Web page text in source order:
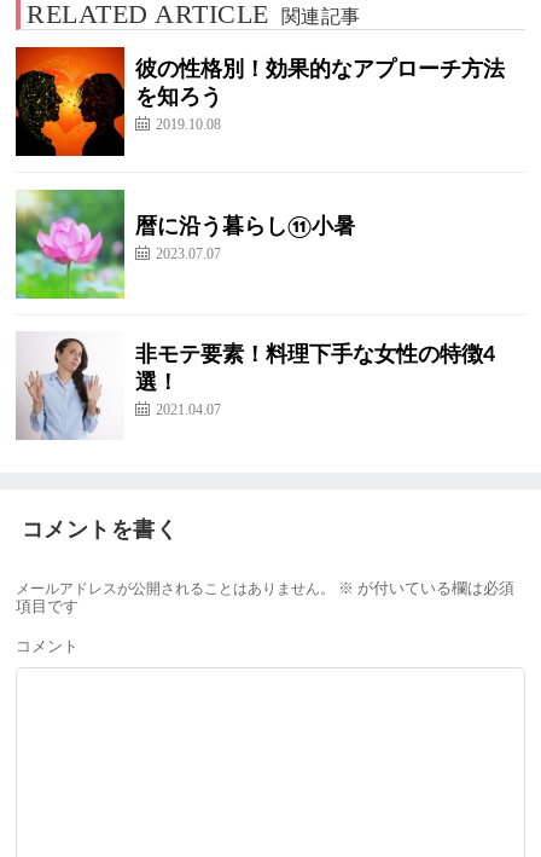
RELATED ARTICLE 関連記事
彼の性格別！効果的なアプローチ方法
を知ろう
2019.10.08
暦に沿う暮らし⑪小暑
2023.07.07
非モテ要素！料理下手な女性の特徴4
選！
2021.04.07
コメントを書く
メールアドレスが公開されることはありません。 ※ が付いている欄は必須
項目です
コメント